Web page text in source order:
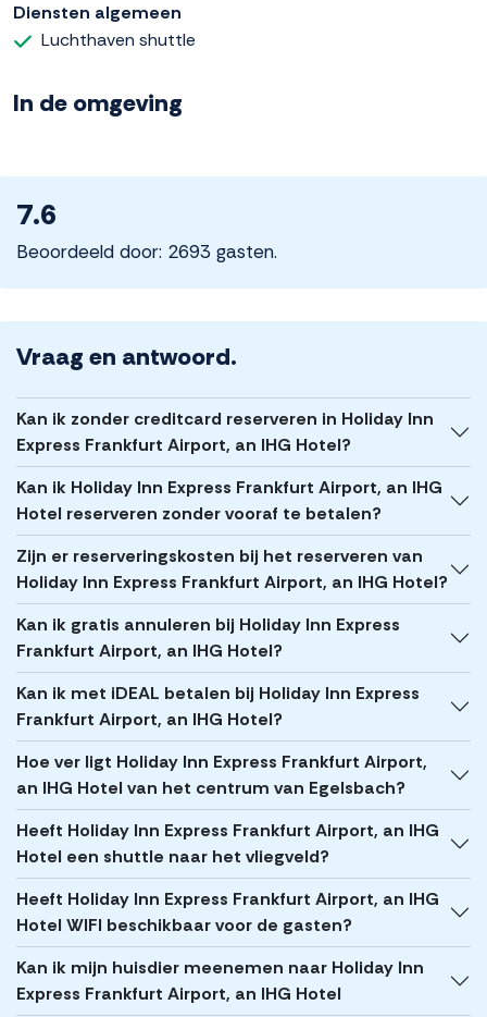
Diensten algemeen
Luchthaven shuttle
In de omgeving
7.6
Beoordeeld door: 2693 gasten.
Vraag en antwoord.
Kan ik zonder creditcard reserveren in Holiday Inn
Express Frankfurt Airport, an IHG Hotel?
Kan ik Holiday Inn Express Frankfurt Airport, an IHG
Hotel reserveren zonder vooraf te betalen?
Zijn er reserveringskosten bij het reserveren van
Holiday Inn Express Frankfurt Airport, an IHG Hotel?
Kan ik gratis annuleren bij Holiday Inn Express
Frankfurt Airport, an IHG Hotel?
Kan ik met iDEAL betalen bij Holiday Inn Express
Frankfurt Airport, an IHG Hotel?
Hoe ver ligt Holiday Inn Express Frankfurt Airport,
an IHG Hotel van het centrum van Egelsbach?
Heeft Holiday Inn Express Frankfurt Airport, an IHG
Hotel een shuttle naar het vliegveld?
Heeft Holiday Inn Express Frankfurt Airport, an IHG
Hotel WIFI beschikbaar voor de gasten?
Kan ik mijn huisdier meenemen naar Holiday Inn
Express Frankfurt Airport, an IHG Hotel